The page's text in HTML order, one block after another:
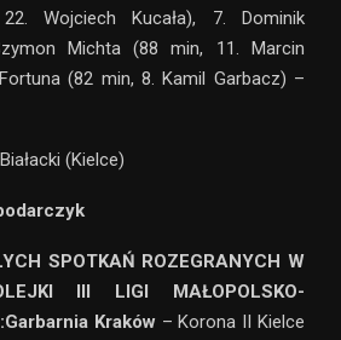
Wojciech Kucała), 7. Dominik
Michta (88 min, 11. Marcin
(82 min, 8. Kamil Garbacz) –
(Kielce)
SPOTKAŃ ROZEGRANYCH W
III LIGI MAŁOPOLSKO-
Garbarnia Kraków– Korona II Kielce